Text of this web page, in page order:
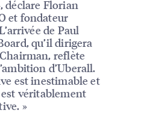
déclare Florian
et fondateur
de Paul
qu’il dirigera
reflète
d’Uberall.
est inestimable et
véritablement
»